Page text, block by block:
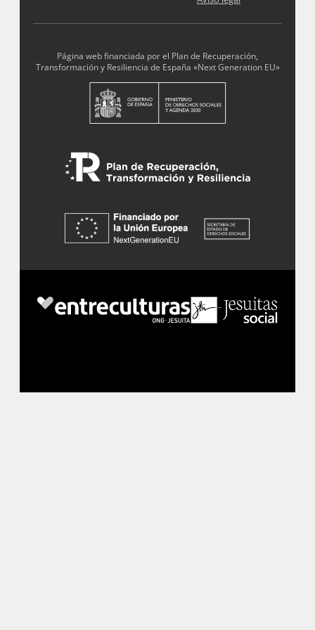
trataremos los datos aportados en calidad de
Suscribirme
Página web financiada por el Plan de Recuperación,
Transformación y Resiliencia de España «Next Generation EU»